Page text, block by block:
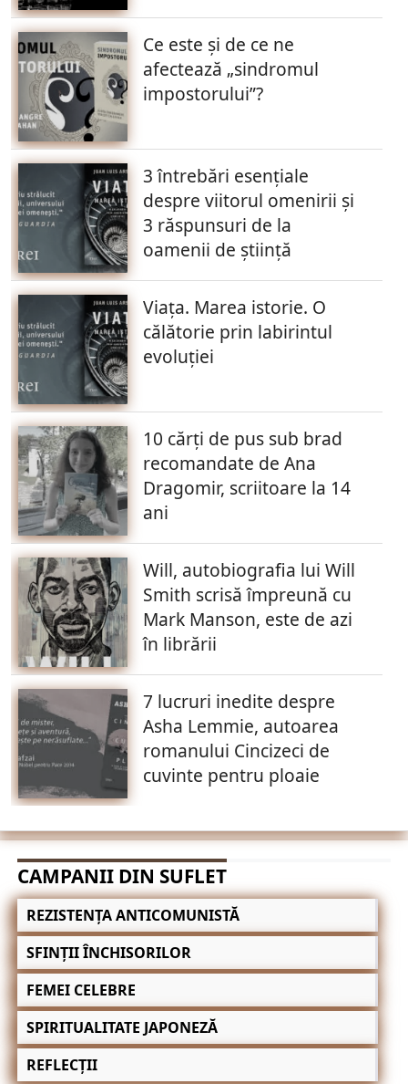
Ce este și de ce ne
afectează „sindromul
impostorului”?
3 întrebări esențiale
despre viitorul omenirii și
3 răspunsuri de la
oamenii de știință
Viața. Marea istorie. O
călătorie prin labirintul
evoluției
10 cărți de pus sub brad
recomandate de Ana
Dragomir, scriitoare la 14
ani
Will, autobiografia lui Will
Smith scrisă împreună cu
Mark Manson, este de azi
în librării
7 lucruri inedite despre
Asha Lemmie, autoarea
romanului Cincizeci de
cuvinte pentru ploaie
CAMPANII DIN SUFLET
REZISTENȚA ANTICOMUNISTĂ
SFINȚII ÎNCHISORILOR
FEMEI CELEBRE
SPIRITUALITATE JAPONEZĂ
REFLECȚII